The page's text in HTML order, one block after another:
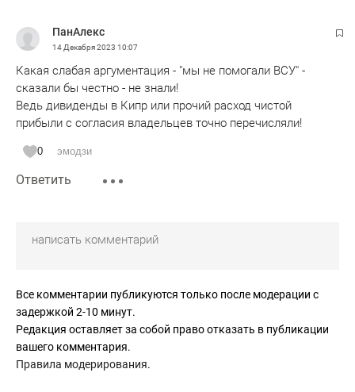
бюджета - не требуют???
ПанАлекс
14 Декабря 2023 10:07
Какая слабая аргументация - "мы не помогали ВСУ" -
сказали бы честно - не знали!
Ведь дивиденды в Кипр или прочий расход чистой
прибыли с согласия владельцев точно перечисляли!
0 эмодзи
Ответить
Все комментарии публикуются только после модерации с
задержкой 2-10 минут.
Редакция оставляет за собой право отказать в публикации
вашего комментария.
Правила модерирования.